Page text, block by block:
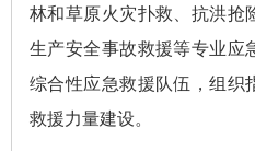
林和草原火灾扑救、抗洪抢
生产安全事故救援等专业应
综合性应急救援队伍，组织
救援力量建设。